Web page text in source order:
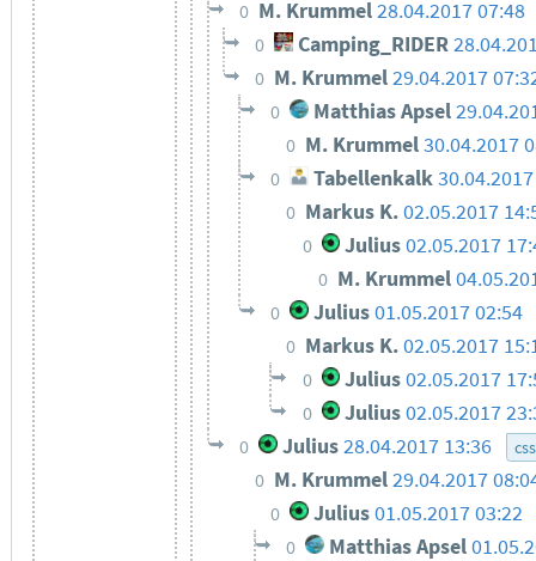
0 M. Krummel28.04.2017 07:48
0 Camping_RIDER
0 M. Krummel29.04.2017
0 Matthias Apsel
0 M. Krummel30.04.2017
0 Tabellenkalk
0 Markus K.02.05.2017
0 Julius02.05.2017
0 M. Krummel
0 Julius01.05.2017 02:54
0 Markus K.02.05.2017
0 Julius02.05.2017
0 Julius02.05.2017
0 Julius 28.04.2017 13:36 css
0 M. Krummel29.04.2017
0 Julius01.05.2017 03:22
0 Matthias Apsel